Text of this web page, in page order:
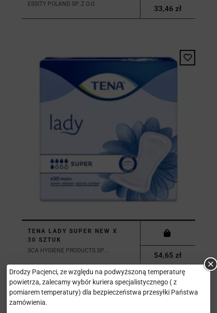
ESSITY POLAND SP. Z O.O.
33,46 zł
TENA LADY SUPER NEW X
30 SZTUK
SCA HYGIENE PRODUCTS SP....
54,65 zł
Drodzy Pacjenci, ze względu na podwyższoną temperaturę
powietrza, zalecamy wybór kuriera specjalistycznego ( z
pomiarem temperatury) dla bezpieczeństwa przesyłki Państwa
zamówienia.